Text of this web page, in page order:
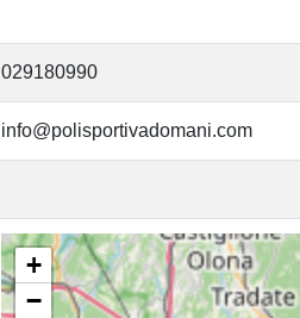
029180990
info@polisportivadomani.com
+
−